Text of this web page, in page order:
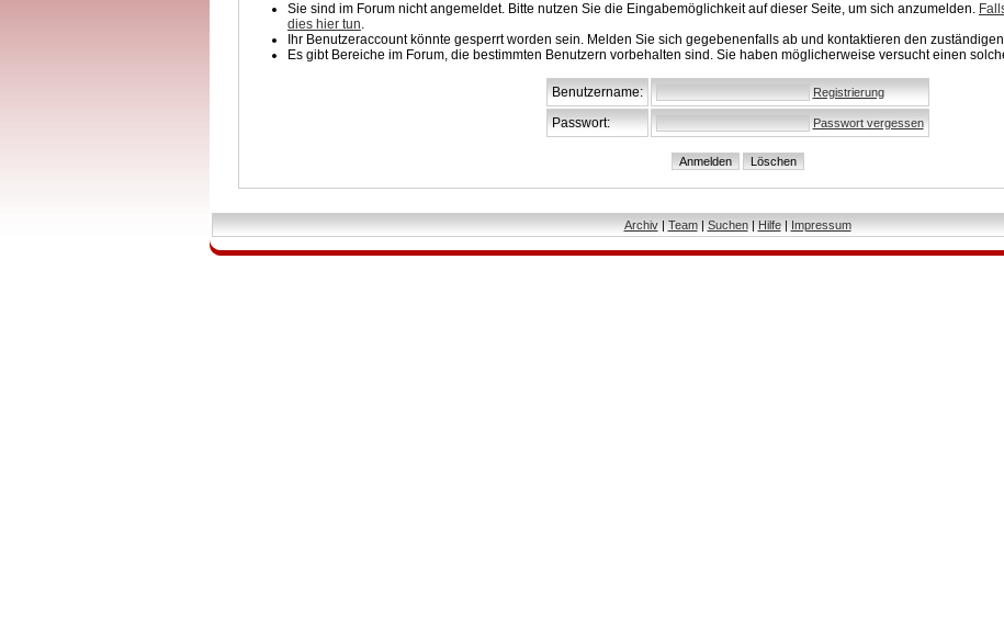
Sie sind im Forum nicht angemeldet. Bitte nutzen Sie die Eingabemöglichkeit auf dieser Seite, um sich anzumelden.
dies hier tun.
Ihr Benutzeraccount könnte gesperrt worden sein. Melden Sie sich gegebenenfalls ab und kontaktieren den
Es gibt Bereiche im Forum, die bestimmten Benutzern vorbehalten sind. Sie haben möglicherweise versucht einen
Benutzername: Registrierung
Passwort: Passwort vergessen
Archiv| Team| Suchen| Hilfe| Impressum